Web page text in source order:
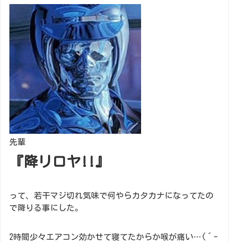
先輩
『降リロヤ!!』
って、若干マジ切れ気味で何やらカタカナになってたの
で降りる事にした。
2時間少々エアコン効かせて寝てたからか喉が痛い…(´-